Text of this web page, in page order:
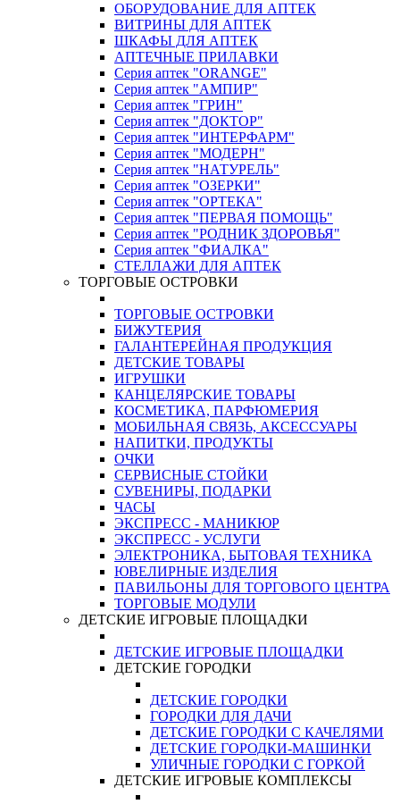
ОБОРУДОВАНИЕ ДЛЯ АПТЕК
ВИТРИНЫ ДЛЯ АПТЕК
ШКАФЫ ДЛЯ АПТЕК
АПТЕЧНЫЕ ПРИЛАВКИ
Серия аптек "ORANGE"
Серия аптек "АМПИР"
Серия аптек "ГРИН"
Серия аптек "ДОКТОР"
Серия аптек "ИНТЕРФАРМ"
Серия аптек "МОДЕРН"
Серия аптек "НАТУРЕЛЬ"
Серия аптек "ОЗЕРКИ"
Серия аптек "ОРТЕКА"
Серия аптек "ПЕРВАЯ ПОМОЩЬ"
Серия аптек "РОДНИК ЗДОРОВЬЯ"
Серия аптек "ФИАЛКА"
СТЕЛЛАЖИ ДЛЯ АПТЕК
ТОРГОВЫЕ ОСТРОВКИ
ТОРГОВЫЕ ОСТРОВКИ
БИЖУТЕРИЯ
ГАЛАНТЕРЕЙНАЯ ПРОДУКЦИЯ
ДЕТСКИЕ ТОВАРЫ
ИГРУШКИ
КАНЦЕЛЯРСКИЕ ТОВАРЫ
КОСМЕТИКА, ПАРФЮМЕРИЯ
МОБИЛЬНАЯ СВЯЗЬ, АКСЕССУАРЫ
НАПИТКИ, ПРОДУКТЫ
ОЧКИ
СЕРВИСНЫЕ СТОЙКИ
СУВЕНИРЫ, ПОДАРКИ
ЧАСЫ
ЭКСПРЕСС - МАНИКЮР
ЭКСПРЕСС - УСЛУГИ
ЭЛЕКТРОНИКА, БЫТОВАЯ ТЕХНИКА
ЮВЕЛИРНЫЕ ИЗДЕЛИЯ
ПАВИЛЬОНЫ ДЛЯ ТОРГОВОГО ЦЕНТРА
ТОРГОВЫЕ МОДУЛИ
ДЕТСКИЕ ИГРОВЫЕ ПЛОЩАДКИ
ДЕТСКИЕ ИГРОВЫЕ ПЛОЩАДКИ
ДЕТСКИЕ ГОРОДКИ
ДЕТСКИЕ ГОРОДКИ
ГОРОДКИ ДЛЯ ДАЧИ
ДЕТСКИЕ ГОРОДКИ С КАЧЕЛЯМИ
ДЕТСКИЕ ГОРОДКИ-МАШИНКИ
УЛИЧНЫЕ ГОРОДКИ С ГОРКОЙ
ДЕТСКИЕ ИГРОВЫЕ КОМПЛЕКСЫ